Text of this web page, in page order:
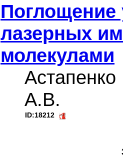
Поглощение
лазерных
молекулами
А.В.
ID:18212